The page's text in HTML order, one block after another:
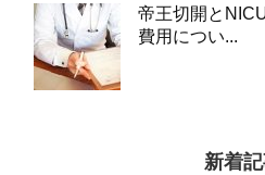
帝王切開と
費用につい...
新着